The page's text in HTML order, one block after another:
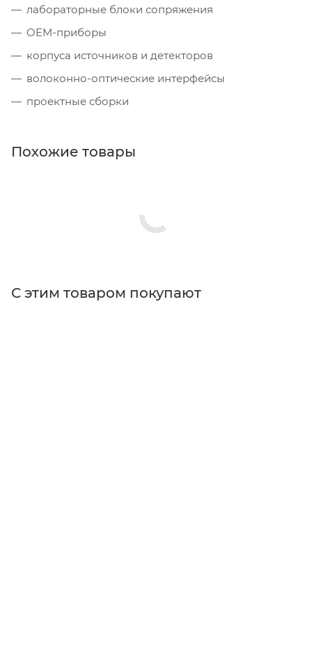
лабораторные блоки сопряжения
OEM-приборы
корпуса источников и детекторов
волоконно-оптические интерфейсы
проектные сборки
Похожие товары
С этим товаром покупают